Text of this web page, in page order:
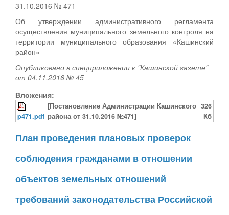
31.10.2016 № 471
Об утверждении административного регламента
осуществления муниципального земельного контроля на
территории муниципального образования «Кашинский
район»
Опубликовано в спецприложении к "Кашинской газете"
от 04.11.2016 № 45
Вложения:
p471.pdf
[Постановление Администрации Кашинского
района от 31.10.2016 №471]
326
Кб
План проведения плановых проверок
соблюдения гражданами в отношении
объектов земельных отношений
требований законодательства Российской